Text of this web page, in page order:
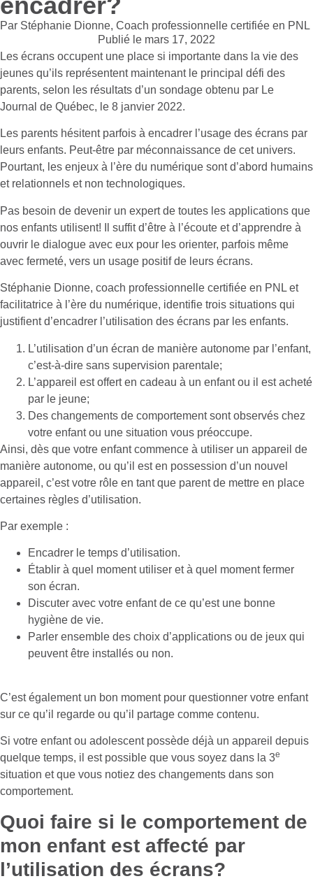
Par Stéphanie Dionne, Coach professionnelle certifiée en PNL
Publié le mars 17, 2022
Les écrans occupent une place si importante dans la vie des
jeunes qu’ils représentent maintenant le principal défi des
parents, selon les résultats d’un sondage obtenu par Le
Journal de Québec, le 8 janvier 2022.
Les parents hésitent parfois à encadrer l’usage des écrans par
leurs enfants. Peut-être par méconnaissance de cet univers.
Pourtant, les enjeux à l’ère du numérique sont d’abord humains
et relationnels et non technologiques.
Pas besoin de devenir un expert de toutes les applications que
nos enfants utilisent! Il suffit d’être à l’écoute et d’apprendre à
ouvrir le dialogue avec eux pour les orienter, parfois même
avec fermeté, vers un usage positif de leurs écrans.
Stéphanie Dionne, coach professionnelle certifiée en PNL et
facilitatrice à l’ère du numérique, identifie trois situations qui
justifient d’encadrer l’utilisation des écrans par les enfants.
L’utilisation d’un écran de manière autonome par l’enfant,
c’est-à-dire sans supervision parentale;
L’appareil est offert en cadeau à un enfant ou il est acheté
par le jeune;
Des changements de comportement sont observés chez
votre enfant ou une situation vous préoccupe.
Ainsi, dès que votre enfant commence à utiliser un appareil de
manière autonome, ou qu’il est en possession d’un nouvel
appareil, c’est votre rôle en tant que parent de mettre en place
certaines règles d’utilisation.
Par exemple :
Encadrer le temps d’utilisation.
Établir à quel moment utiliser et à quel moment fermer
son écran.
Discuter avec votre enfant de ce qu’est une bonne
hygiène de vie.
Parler ensemble des choix d’applications ou de jeux qui
peuvent être installés ou non.
C’est également un bon moment pour questionner votre enfant
sur ce qu’il regarde ou qu’il partage comme contenu.
Si votre enfant ou adolescent possède déjà un appareil depuis
quelque temps, il est possible que vous soyez dans la 3e
situation et que vous notiez des changements dans son
comportement.
Quoi faire si le comportement de
mon enfant est affecté par
l’utilisation des écrans?